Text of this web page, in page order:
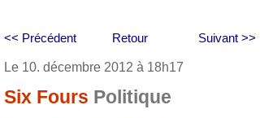
Retour
<< Précédent Suivant >>
Le 10. décembre 2012 à 18h17
Six Fours Politique